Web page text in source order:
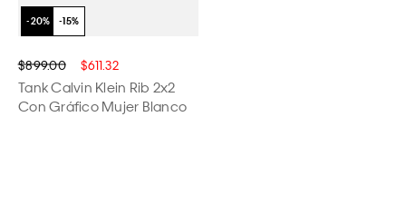
$899.00 $611.32
Tank Calvin Klein Rib 2x2
Con Gráfico Mujer Blanco